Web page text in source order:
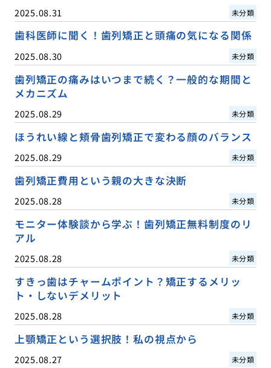
2025.08.31 未分類
歯科医師に聞く！歯列矯正と頭痛の気になる関係
2025.08.30 未分類
歯列矯正の痛みはいつまで続く？一般的な期間と
メカニズム
2025.08.29 未分類
ほうれい線と頬骨歯列矯正で変わる顔のバランス
2025.08.29 未分類
歯列矯正費用という親の大きな決断
2025.08.28 未分類
モニター体験談から学ぶ！歯列矯正無料制度のリ
アル
2025.08.28 未分類
すきっ歯はチャームポイント？矯正するメリッ
ト・しないデメリット
2025.08.28 未分類
上顎矯正という選択肢！私の視点から
2025.08.27 未分類